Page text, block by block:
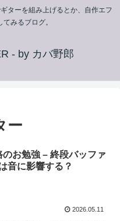
ターを組み上げるとか、自作エフ
みるブログ。
- by カバ野郎
ー
のお勉強 – 終段バッファ
音に影響する？
2026.05.11